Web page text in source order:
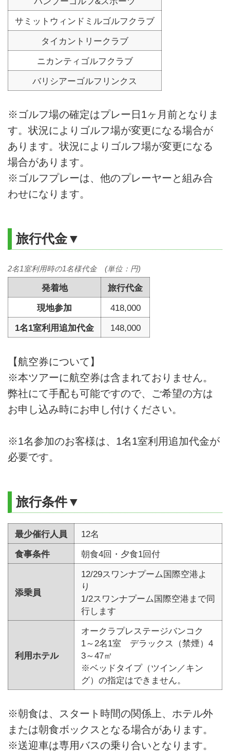
サミットウィンドミルゴルフクラブ
タイカントリークラブ
ニカンティゴルフクラブ
バリシアーゴルフリンクス
※ゴルフ場の確定はプレー日1ヶ月前となりま
す。状況によりゴルフ場が変更になる場合が
あります。状況によりゴルフ場が変更になる
場合があります。
※ゴルフプレーは、他のプレーヤーと組み合
わせになります。
旅行代金▼
発着地
旅行代金
現地参加
418,000
1名1室利用追加代金
148,000
2名1室利用時の1名様代金 (単位：円)
【航空券について】
※本ツアーに航空券は含まれておりません。
弊社にて手配も可能ですので、ご希望の方は
お申し込み時にお申し付けください。
※1名参加のお客様は、1名1室利用追加代金が
必要です。
旅行条件▼
最少催行人員
12名
食事条件
朝食4回・夕食1回付
添乗員
12/29スワンナプーム国際空港よ
り
1/2スワンナプーム国際空港まで同
行します
利用ホテル
オークラプレステージバンコク
1～2名1室 デラックス（禁煙）4
3～47㎡
※ベッドタイプ（ツイン／キン
グ）の指定はできません。
※朝食は、スタート時間の関係上、ホテル外
または朝食ボックスとなる場合があります。
※送迎車は専用バスの乗り合いとなります。